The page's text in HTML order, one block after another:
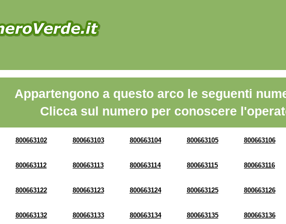
Appartengono a questo arco le seguenti
Clicca sul numero per conoscere
800663102 800663103 800663104 800663105 800663106
800663112 800663113 800663114 800663115 800663116
800663122 800663123 800663124 800663125 800663126
800663132 800663133 800663134 800663135 800663136